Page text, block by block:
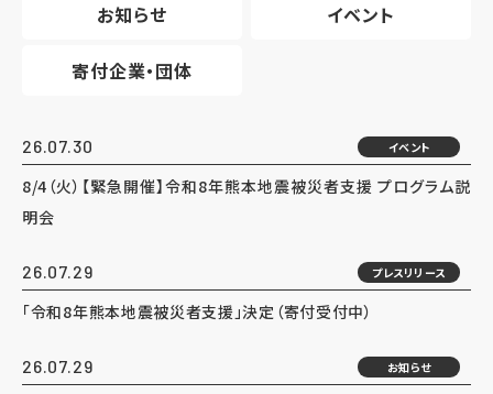
お知らせ イベント
寄付企業・団体
26.07.30 イベント
8/4（火）【緊急開催】令和8年熊本地震被災者支援 プログラム説
明会
26.07.29 プレスリリース
「令和8年熊本地震被災者支援」決定（寄付受付中）
26.07.29 お知らせ